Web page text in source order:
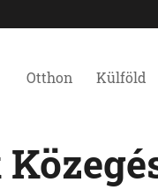
Otthon Külföld